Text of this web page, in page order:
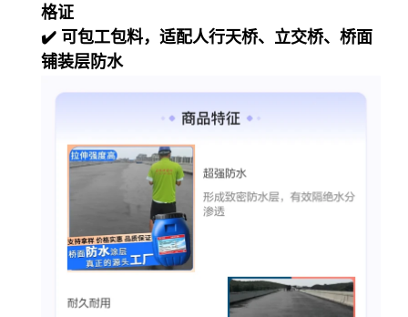
格证
✔️ 可包工包料，适配人行天桥、立交桥、桥面
铺装层防水